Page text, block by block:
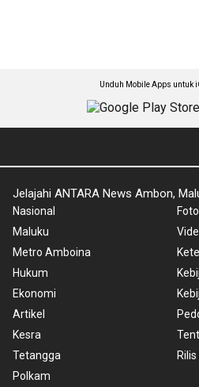
Unduh Mobile Apps untuk
Jelajahi ANTARA News Ambon,
Nasional
Maluku
Metro Amboina
Hukum
Ekonomi
Artikel
Kesra
Tetangga
Polkam
Foto